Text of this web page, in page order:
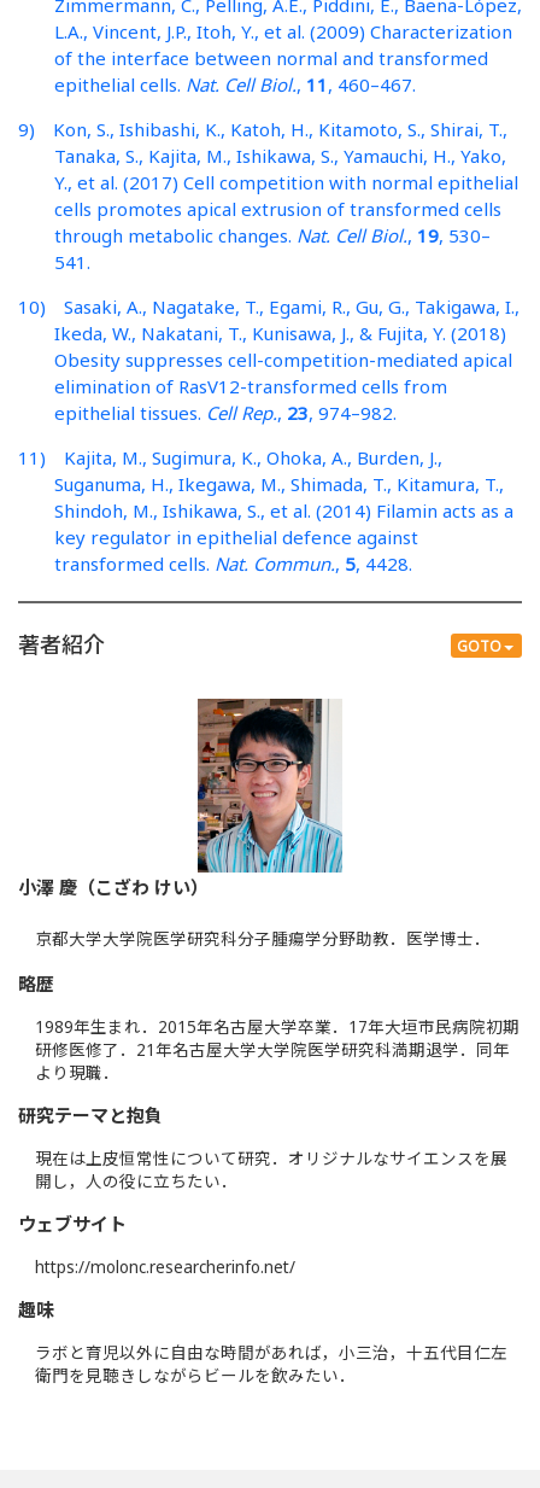
Zimmermann, C., Pelling, A.E., Piddini, E., Baena-López,
L.A., Vincent, J.P., Itoh, Y., et al. (2009) Characterization
of the interface between normal and transformed
epithelial cells. Nat. Cell Biol., 11 , 460–467.
9) Kon, S., Ishibashi, K., Katoh, H., Kitamoto, S., Shirai, T.,
Tanaka, S., Kajita, M., Ishikawa, S., Yamauchi, H., Yako,
Y., et al. (2017) Cell competition with normal epithelial
cells promotes apical extrusion of transformed cells
through metabolic changes. Nat. Cell Biol., 19, 530–
541.
10) Sasaki, A., Nagatake, T., Egami, R., Gu, G., Takigawa, I.,
Ikeda, W., Nakatani, T., Kunisawa, J., & Fujita, Y. (2018)
Obesity suppresses cell-competition-mediated apical
elimination of RasV12-transformed cells from
epithelial tissues. Cell Rep., 23, 974–982.
11) Kajita, M., Sugimura, K., Ohoka, A., Burden, J.,
Suganuma, H., Ikegawa, M., Shimada, T., Kitamura, T.,
Shindoh, M., Ishikawa, S., et al. (2014) Filamin acts as a
key regulator in epithelial defence against
transformed cells. Nat. Commun., 5, 4428.
GOTO
著者紹介
小澤 慶（こざわ けい）
京都大学大学院医学研究科分子腫瘍学分野助教．医学博士．
略歴
1989年生まれ．2015年名古屋大学卒業．17年大垣市民病院初期
研修医修了．21年名古屋大学大学院医学研究科満期退学．同年
より現職．
研究テーマと抱負
現在は上皮恒常性について研究．オリジナルなサイエンスを展
開し，人の役に立ちたい．
ウェブサイト
https://molonc.researcherinfo.net/
趣味
ラボと育児以外に自由な時間があれば，小三治，十五代目仁左
衛門を見聴きしながらビールを飲みたい．